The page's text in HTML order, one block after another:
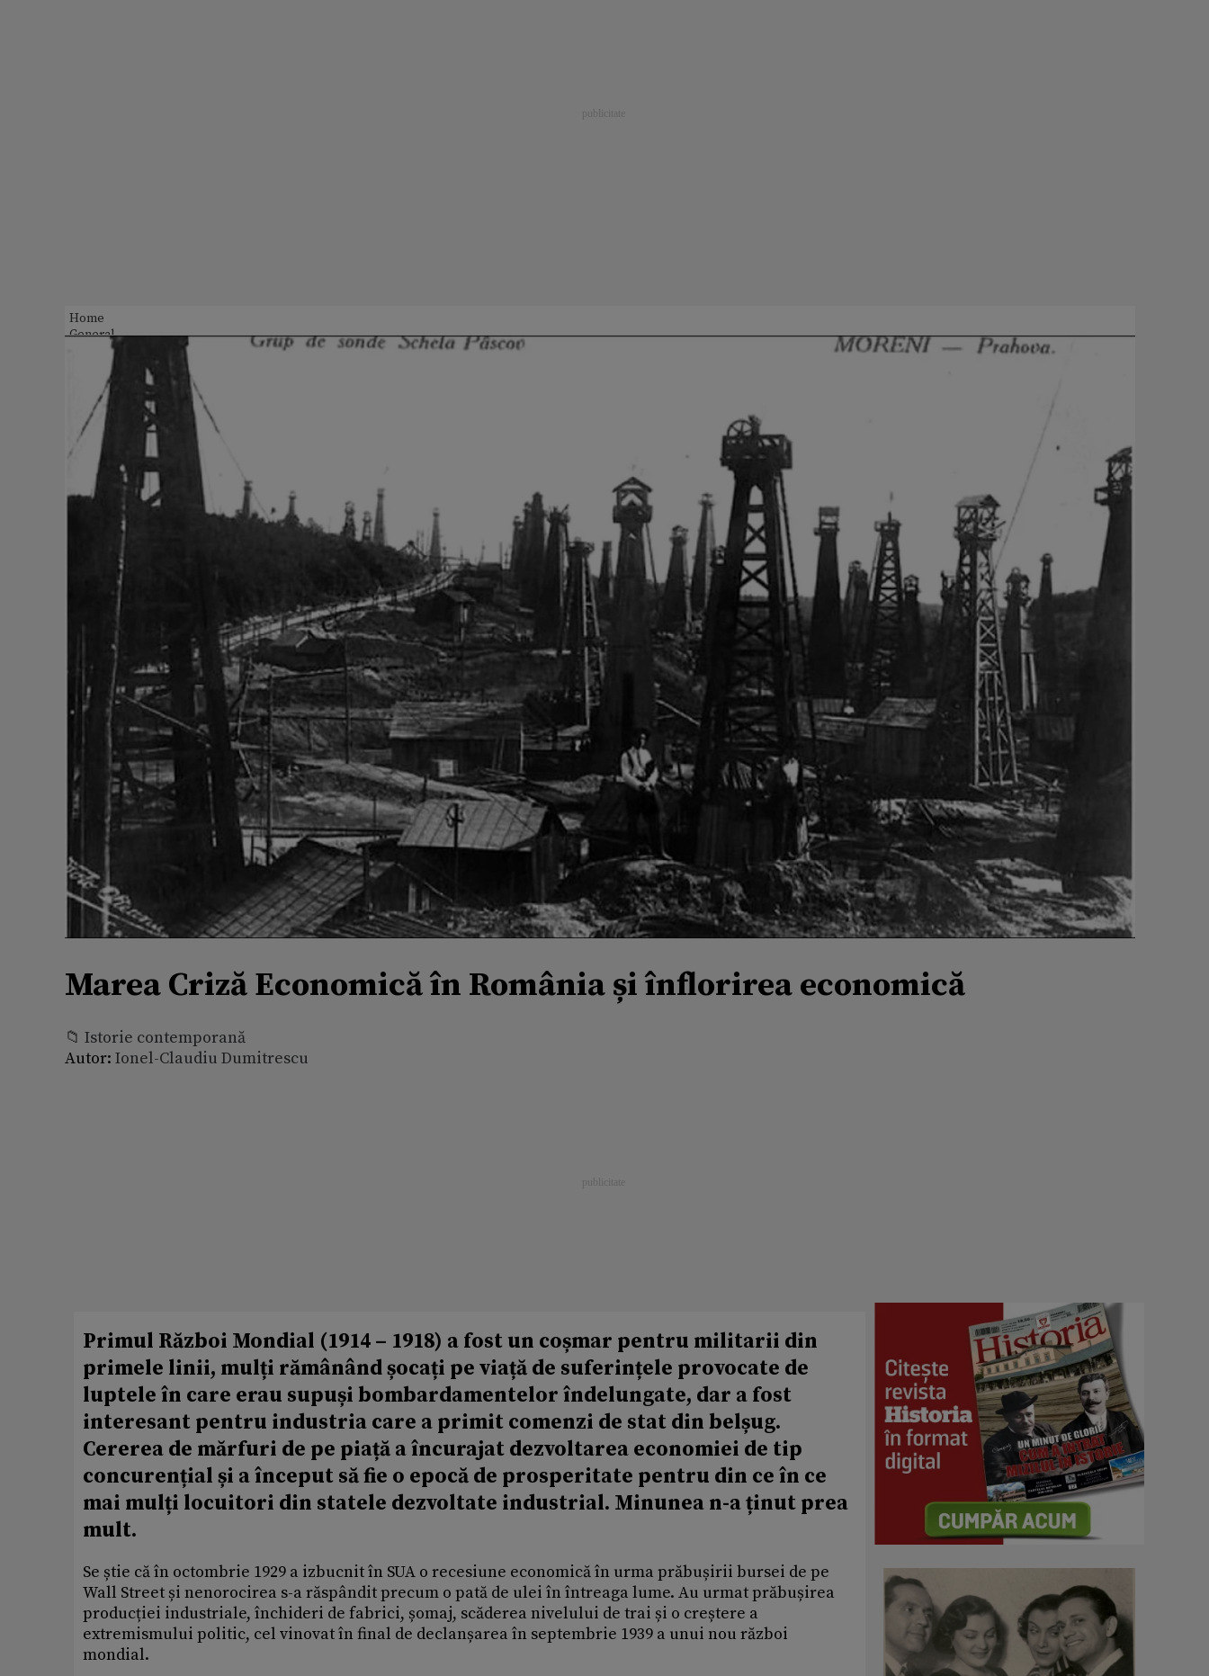
Home
General
Marea Criză Economică în România și înflorirea economică
📁 Istorie contemporană
Autor: Ionel-Claudiu Dumitrescu
Primul Război Mondial (1914 – 1918) a fost un coșmar pentru militarii din
primele linii, mulți rămânând șocați pe viață de suferințele provocate de
luptele în care erau supuși bombardamentelor îndelungate, dar a fost
interesant pentru industria care a primit comenzi de stat din belșug.
Cererea de mărfuri de pe piață a încurajat dezvoltarea economiei de tip
concurențial și a început să fie o epocă de prosperitate pentru din ce în ce
mai mulți locuitori din statele dezvoltate industrial. Minunea n-a ținut prea
mult.
Se știe că în octombrie 1929 a izbucnit în SUA o recesiune economică în urma prăbușirii bursei de pe
Wall Street și nenorocirea s-a răspândit precum o pată de ulei în întreaga lume. Au urmat prăbușirea
producției industriale, închideri de fabrici, șomaj, scăderea nivelului de trai și o creștere a
extremismului politic, cel vinovat în final de declanșarea în septembrie 1939 a unui nou război
mondial.